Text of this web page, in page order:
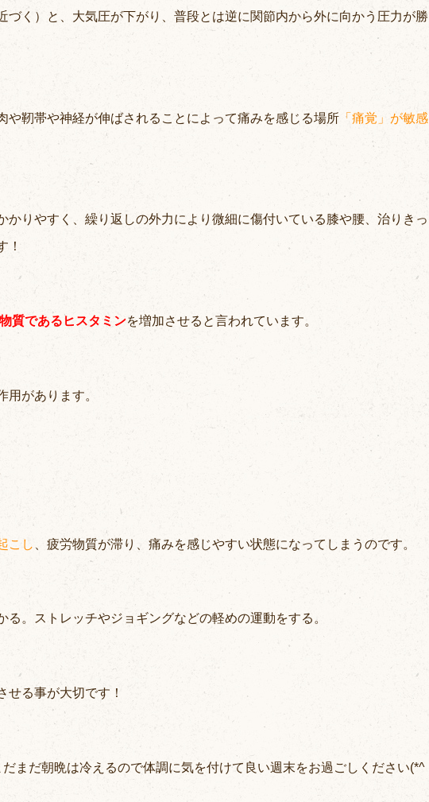
づく）と、大気圧が下がり、普段とは逆に関節内から外に向かう圧力が勝
や靭帯や神経が伸ばされることによって痛みを感じる場所 「痛覚」が敏感
かりやすく、繰り返しの外力により微細に傷付いている膝や腰、治りきっ
！
質であるヒスタミンを増加させると言われています。
用があります。
こし 、疲労物質が滞り、痛みを感じやすい状態になってしまうのです。
る。ストレッチやジョギングなどの軽めの運動をする。
せる事が大切です！
まだ朝晩は冷えるので体調に気を付けて良い週末をお過ごしください(*^